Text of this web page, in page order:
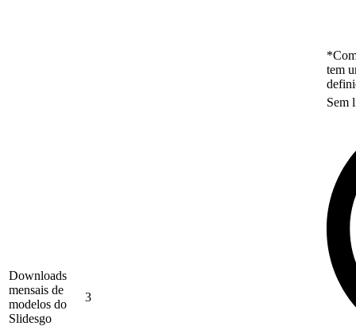
tem
Downloads
mensais de
modelos do
Slidesgo
3
Sem